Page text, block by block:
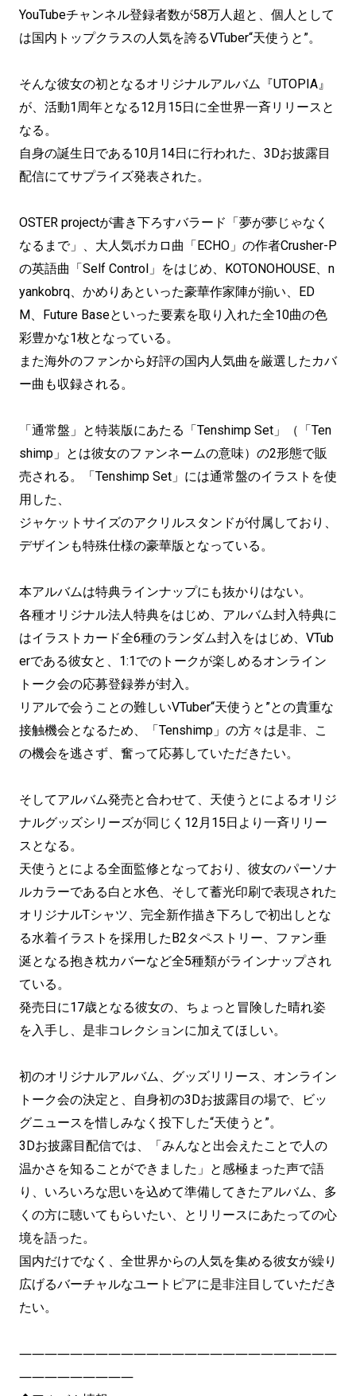
YouTubeチャンネル登録者数が58万人超と、個人として
は国内トップクラスの人気を誇るVTuber“天使うと”。
そんな彼女の初となるオリジナルアルバム『UTOPIA』
が、活動1周年となる12月15日に全世界一斉リリースと
なる。
自身の誕生日である10月14日に行われた、3Dお披露目
配信にてサプライズ発表された。
OSTER projectが書き下ろすバラード「夢が夢じゃなく
なるまで」、大人気ボカロ曲「ECHO」の作者Crusher-P
の英語曲「Self Control」をはじめ、KOTONOHOUSE、n
yankobrq、かめりあといった豪華作家陣が揃い、ED
M、Future Baseといった要素を取り入れた全10曲の色
彩豊かな1枚となっている。
また海外のファンから好評の国内人気曲を厳選したカバ
ー曲も収録される。
「通常盤」と特装版にあたる「Tenshimp Set」（「Ten
shimp」とは彼女のファンネームの意味）の2形態で販
売される。「Tenshimp Set」には通常盤のイラストを使
用した、
ジャケットサイズのアクリルスタンドが付属しており、
デザインも特殊仕様の豪華版となっている。
本アルバムは特典ラインナップにも抜かりはない。
各種オリジナル法人特典をはじめ、アルバム封入特典に
はイラストカード全6種のランダム封入をはじめ、VTub
erである彼女と、1:1でのトークが楽しめるオンライン
トーク会の応募登録券が封入。
リアルで会うことの難しいVTuber“天使うと”との貴重な
接触機会となるため、「Tenshimp」の方々は是非、こ
の機会を逃さず、奮って応募していただきたい。
そしてアルバム発売と合わせて、天使うとによるオリジ
ナルグッズシリーズが同じく12月15日より一斉リリー
スとなる。
天使うとによる全面監修となっており、彼女のパーソナ
ルカラーである白と水色、そして蓄光印刷で表現された
オリジナルTシャツ、完全新作描き下ろしで初出しとな
る水着イラストを採用したB2タペストリー、ファン垂
涎となる抱き枕カバーなど全5種類がラインナップされ
ている。
発売日に17歳となる彼女の、ちょっと冒険した晴れ姿
を入手し、是非コレクションに加えてほしい。
初のオリジナルアルバム、グッズリリース、オンライン
トーク会の決定と、自身初の3Dお披露目の場で、ビッ
グニュースを惜しみなく投下した“天使うと”。
3Dお披露目配信では、「みんなと出会えたことで人の
温かさを知ることができました」と感極まった声で語
り、いろいろな思いを込めて準備してきたアルバム、多
くの方に聴いてもらいたい、とリリースにあたっての心
境を語った。
国内だけでなく、全世界からの人気を集める彼女が繰り
広げるバーチャルなユートピアに是非注目していただき
たい。
―――――――――――――――――――――――――
―――――――――